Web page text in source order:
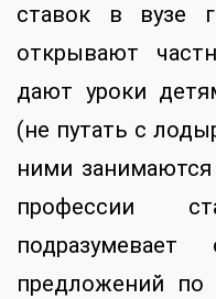
ставок в вузе
открывают
дают уроки
(не путать с
ними
профессии
подразумевает
предложений по